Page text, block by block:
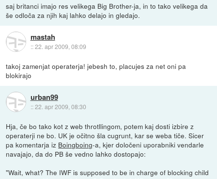
saj britanci imajo res velikega Big Brother-ja, in to tako velikega da
še odloča za njih kaj lahko delajo in gledajo.
mastah
::22. apr 2009, 08:09
takoj zamenjat operaterja! jebesh to, placujes za net oni pa
blokirajo
urban99
::22. apr 2009, 08:30
Hja, če bo tako kot z web throtllingom, potem kaj dosti izbire z
operaterji ne bo. UK je očitno šla cugrunt, kar se weba tiče. Sicer
pa komentarja iz Boingboing-a, kjer določeni uporabniki vendarle
navajajo, da do PB še vedno lahko dostopajo:
"Wait, what? The IWF is supposed to be in charge of blocking child